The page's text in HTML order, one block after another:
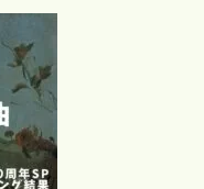
ハロプロ
ニング娘。歴
覧｜売上・順
グ完全ガイド
】モーニング